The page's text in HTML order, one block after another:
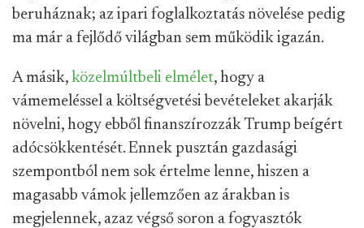
beruháznak; az ipari foglalkoztatás növelése pedig
ma már a fejlődő világban sem működik igazán.
A másik, közelmúltbeli elmélet, hogy a
vámemeléssel a költségvetési bevételeket akarják
növelni, hogy ebből finanszírozzák Trump beígért
adócsökkentését. Ennek pusztán gazdasági
szempontból nem sok értelme lenne, hiszen a
magasabb vámok jellemzően az árakban is
megjelennek, azaz végső soron a fogyasztók